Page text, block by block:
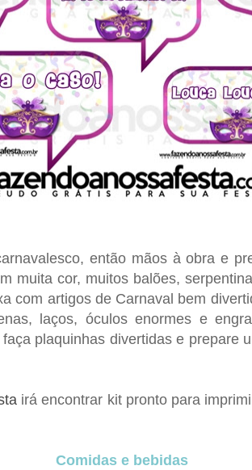
então mãos à obra e
muita cor, muitos balões,
com artigos de Carnaval bem
laços, óculos enormes e
plaquinhas divertidas e prepare
irá encontrar kit pronto para
Comidas e bebidas